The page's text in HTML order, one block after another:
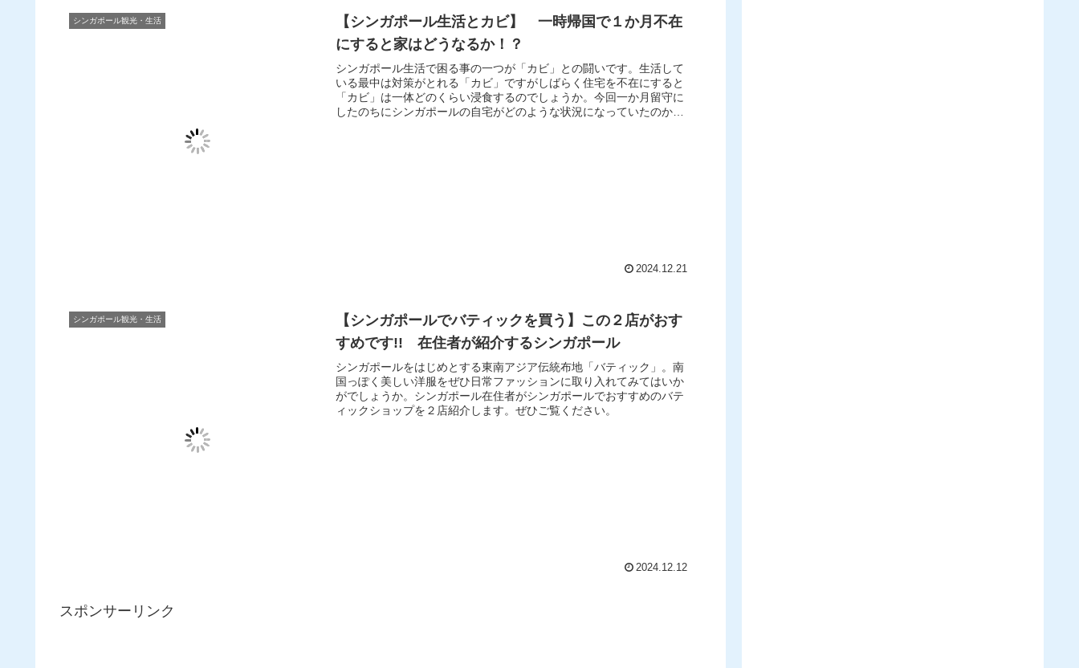
シンガポール観光・生活
【シンガポール生活とカビ】 一時帰国で１か月不在
にすると家はどうなるか！？
シンガポール生活で困る事の一つが「カビ」との闘いです。生活して
いる最中は対策がとれる「カビ」ですがしばらく住宅を不在にすると
「カビ」は一体どのくらい浸食するのでしょうか。今回一か月留守に
したのちにシンガポールの自宅がどのような状況になっていたのか？
2024.12.21
シンガポール観光・生活
【シンガポールでバティックを買う】この２店がおす
すめです!! 在住者が紹介するシンガポール
シンガポールをはじめとする東南アジア伝統布地「バティック」。南
国っぽく美しい洋服をぜひ日常ファッションに取り入れてみてはいか
がでしょうか。シンガポール在住者がシンガポールでおすすめのバテ
ィックショップを２店紹介します。ぜひご覧ください。
2024.12.12
スポンサーリンク